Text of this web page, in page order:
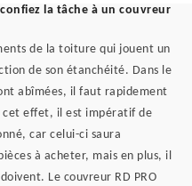
la tâche à un couvreur
de la toiture qui jouent un
de son étanchéité. Dans le
abîmées, il faut rapidement
cet effet, il est impératif de
car celui-ci saura
à acheter, mais en plus, il
Le couvreur RD PRO